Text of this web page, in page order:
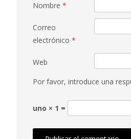
Nombre *
Correo
electrónico *
Web
Por favor, introduce una
uno × 1 =